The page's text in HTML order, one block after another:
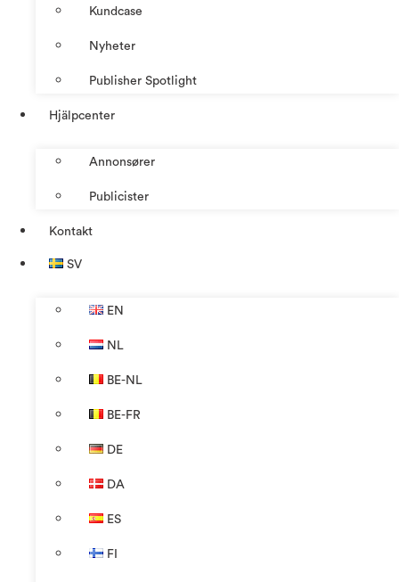
Kundcase
Nyheter
Publisher Spotlight
Hjälpcenter
Annonsører
Publicister
Kontakt
SV
EN
NL
BE-NL
BE-FR
DE
DA
ES
FI